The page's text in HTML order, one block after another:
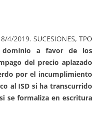
4/2019. SUCESIONES, TPO
dominio a favor de los
del precio aplazado
por el incumplimiento
al ISD si ha transcurrido
se formaliza en escritura